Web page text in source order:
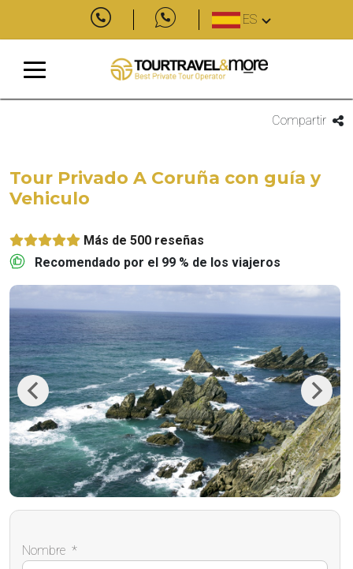
ES
Compartir
Tour Privado A Coruña con guía y
Vehiculo
Más de 500 reseñas
Recomendado por el 99 % de los viajeros
Previous Next
Nombre *